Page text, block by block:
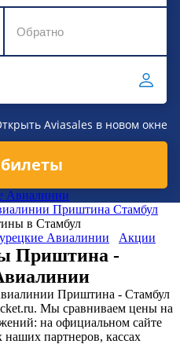
Aviasales в новом окне
Авиалинии
Приштина Стамбул
в Стамбул
Авиалинии Акции
Приштина -
Приштина - Стамбул
Мы сравниваем цены на
на официальном сайте
партнеров, кассах